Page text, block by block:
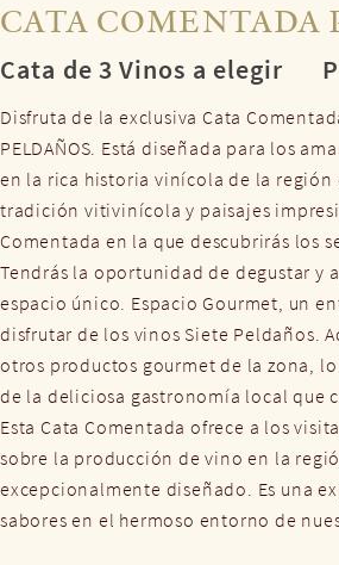
CATA COMENTADA
Cata de 3 Vinos a elegir
Disfruta de la exclusiva Cata
PELDAÑOS. Está diseñada para los
en la rica historia vinícola de la región
tradición vitivinícola y paisajes
Comentada en la que descubrirás los
Tendrás la oportunidad de degustar y
espacio único. Espacio Gourmet, un
disfrutar de los vinos Siete Peldaños.
otros productos gourmet de la zona,
de la deliciosa gastronomía local que
Esta Cata Comentada ofrece a los
sobre la producción de vino en la
excepcionalmente diseñado. Es una
sabores en el hermoso entorno de